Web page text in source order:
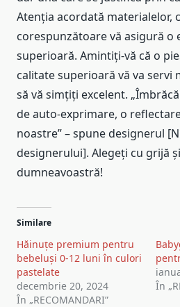
Atenția acordată materialelor,
corespunzătoare vă asigură
superioară. Amintiți-vă că o
calitate superioară vă va servi
să vă simțiți excelent.
de auto-exprimare, o
noastre” – spune designerul
designerului]. Alegeți cu grijă
dumneavoastră!
Similare
Hăinuțe premium pentru
bebeluși 0-12 luni în culori
pastelate
decembrie 20, 2024
În „RECOMANDARI”
În